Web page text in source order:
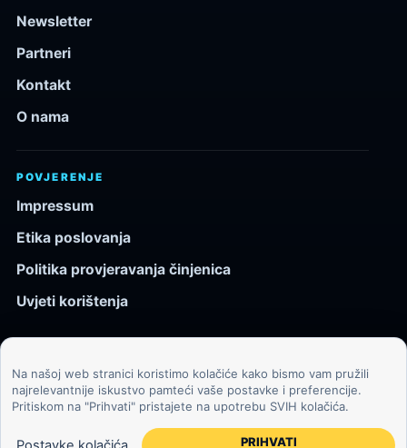
Newsletter
Partneri
Kontakt
O nama
POVJERENJE
Impressum
Etika poslovanja
Politika provjeravanja činjenica
Uvjeti korištenja
© 2026 Kozmos.hr. Sva prava pridržana.
Svemir, znanost, tehnologija i velike ideje za znatiželjne
čitatelje.
Na našoj web stranici koristimo kolačiće kako bismo vam pružili
najrelevantnije iskustvo pamteći vaše postavke i preferencije.
Pritiskom na "Prihvati" pristajete na upotrebu SVIH kolačića.
PRIHVATI